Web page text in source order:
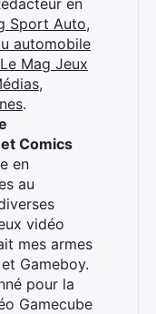
en
Sport Auto,
automobile
Le Mag Jeux
.
Comics
en
au
vidéo
mes armes
Gameboy.
pour la
Gamecube